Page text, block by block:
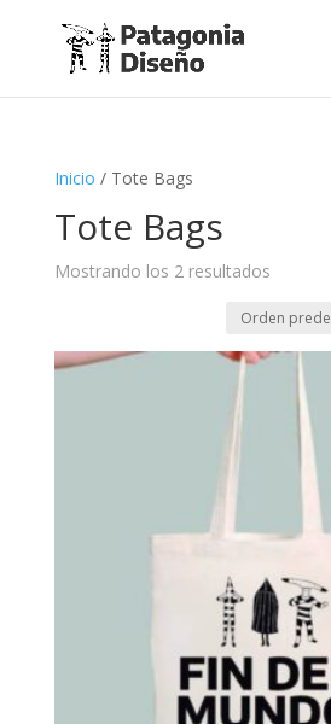
Inicio / Tote Bags
Tote Bags
Mostrando los 2 resultados